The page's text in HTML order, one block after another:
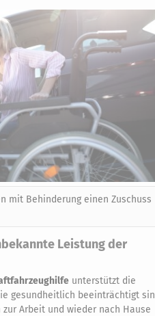
mit Behinderung einen Zuschuss
Leistung der
unterstützt die
gesundheitlich beeinträchtigt
Arbeit und wieder nach Hause